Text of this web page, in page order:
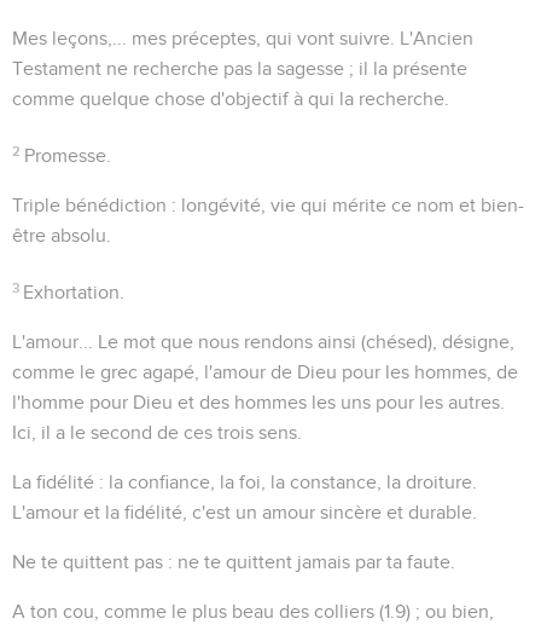
Mes leçons,... mes préceptes , qui vont suivre. L'Ancien
Testament ne recherche pas la sagesse ; il la présente
comme quelque chose d'objectif à qui la recherche.
2 Promesse.
Triple bénédiction : longévité, vie qui mérite ce nom et bien-
être absolu.
3 Exhortation.
L'amour... Le mot que nous rendons ainsi (chésed), désigne,
comme le grec agapé , l'amour de Dieu pour les hommes, de
l'homme pour Dieu et des hommes les uns pour les autres.
Ici, il a le second de ces trois sens.
La fidélité : la confiance, la foi, la constance, la droiture.
L'amour et la fidélité , c'est un amour sincère et durable.
Ne te quittent pas : ne te quittent jamais par ta faute.
A ton cou , comme le plus beau des colliers (1.9) ; ou bien,